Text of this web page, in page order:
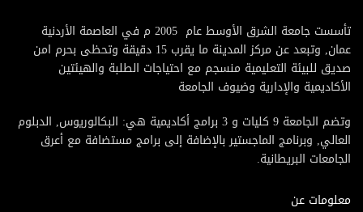
تأسست جامعة الشرق الأوسط عام 2005 م في العاصمة الأردنية
عمان, وتبعد عن مركز المدينة ما يقرب 15 دقيقة وتحظى بحرم امن
صديق للبيئة التعليمية منسجم مع احتياجات الطلبة والهيئتين
الأكاديمية والإدارية وضيوف الجامعة
وتضم الجامعة 9 كليات و 3 برامج أكاديمية هي: البكالوريوس, الدبلوم
العالي, وبرنامج الماجستير بالإضافة إلى برامج مستضافة مع أعرق
الجامعات البريطانية.
معلومات عن